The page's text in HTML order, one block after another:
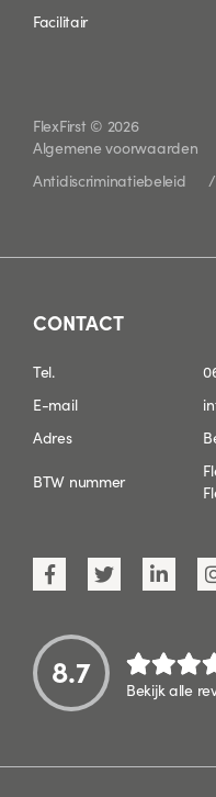
Facilitair
FlexFirst © 2026
Algemene voorwaarden
Antidiscriminatiebeleid
CONTACT
Tel.
E-mail
Adres
BTW nummer
8.7 Bekijk alle